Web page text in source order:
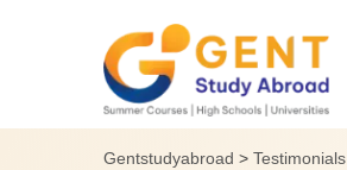
Gentstudyabroad > Testimonials